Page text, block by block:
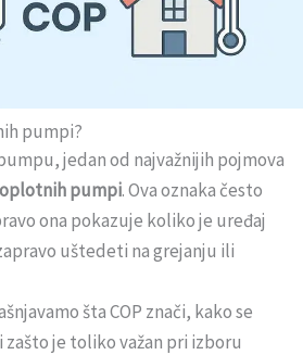
pumpi?
jedan od najvažnijih pojmova
pumpi. Ova oznaka često
ona pokazuje koliko je uređaj
uštedeti na grejanju ili
šta COP znači, kako se
zašto je toliko važan pri izboru